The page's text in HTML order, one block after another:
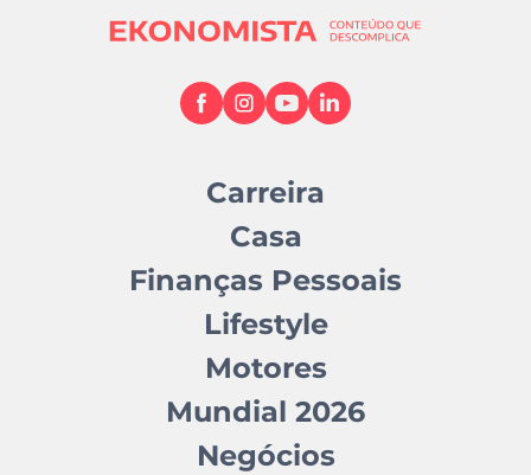
Carreira
Casa
Finanças Pessoais
Lifestyle
Motores
Mundial 2026
Negócios